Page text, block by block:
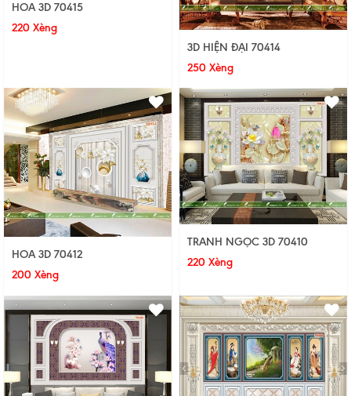
HOA 3D 70415
220 Xèng
3D HIỆN ĐẠI 70414
250 Xèng
HOA 3D 70412
200 Xèng
TRANH NGỌC 3D 70410
220 Xèng